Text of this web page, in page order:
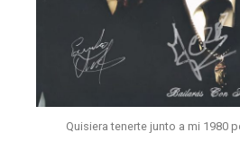
Quisiera tenerte junto a mi 1980